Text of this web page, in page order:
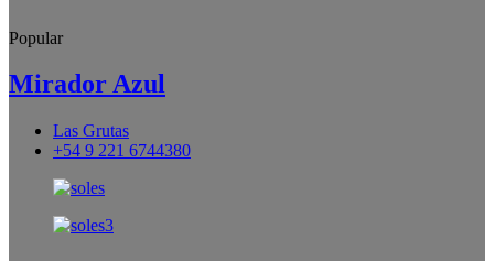
Popular
Mirador Azul
Las Grutas
+54 9 221 6744380